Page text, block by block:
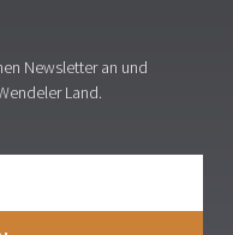
Newsletter an und
Land.